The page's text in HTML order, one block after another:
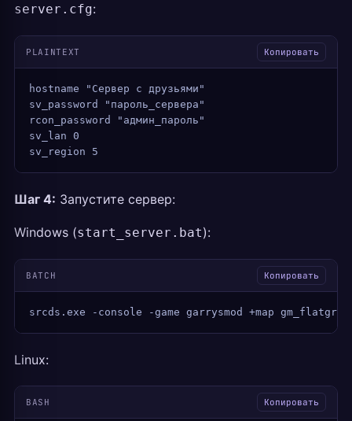
server.cfg:
PLAINTEXT Копировать
hostname "Сервер с друзьями"
sv_password "пароль_сервера"
rcon_password "админ_пароль"
sv_lan 0
sv_region 5
Шаг 4: Запустите сервер:
Windows (start_server.bat):
BATCH Копировать
srcds.exe -console -game garrysmod +map
Linux:
BASH Копировать